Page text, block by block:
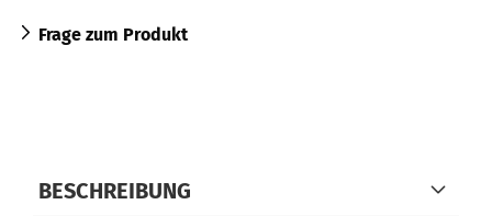
Frage zum Produkt
BESCHREIBUNG